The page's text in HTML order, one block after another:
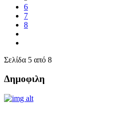
6
7
8
Σελίδα 5 από 8
Δημοφιλη